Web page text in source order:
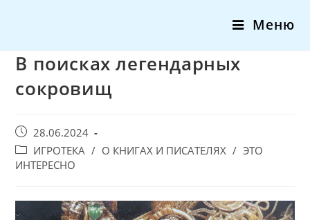
Меню
В поисках легендарных
сокровищ
Запись
опубликована:
28.06.2024
Post
category:
ИГРОТЕКА / О КНИГАХ И ПИСАТЕЛЯХ / ЭТО
ИНТЕРЕСНО